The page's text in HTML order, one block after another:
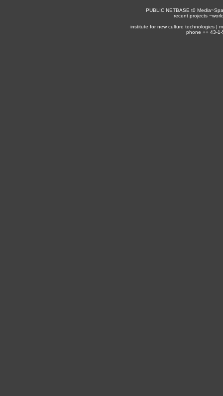
PUBLIC NETBASE t0
recent projects ~
institute for new culture technologies |
phone ++ 43-